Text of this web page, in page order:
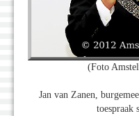
(Foto
Jan van Zanen,
toespraak